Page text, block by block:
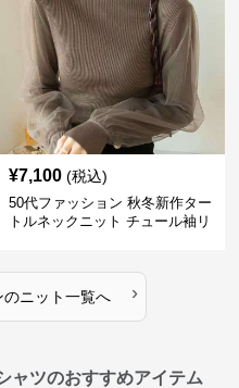
¥7,100 (税込)
50代ファッション 秋冬新作ター
トルネックニット チュール袖リ
のニット一覧へ ›
ャツのおすすめアイテム